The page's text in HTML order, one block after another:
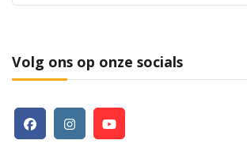
Volg ons op onze socials